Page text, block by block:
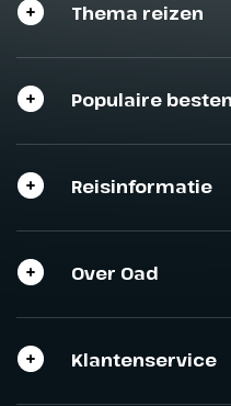
Thema reizen
Populaire
Reisinformatie
Over Oad
Klantenservice